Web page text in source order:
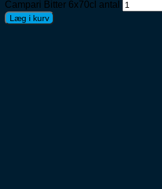
Campari Bitter 6x70cl antal
Læg i kurv